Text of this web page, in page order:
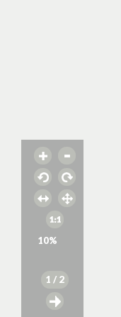
10%
1 / 2